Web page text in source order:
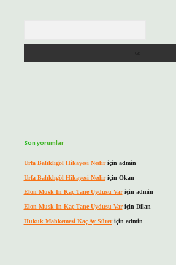
Son yorumlar
Urfa Balıklıgöl Hikayesi Nediriçin admin
Urfa Balıklıgöl Hikayesi Nediriçin Okan
Elon Musk In Kaç Tane Uydusu Variçin admin
Elon Musk In Kaç Tane Uydusu Variçin Dilan
Hukuk Mahkemesi Kaç Ay Süreriçin admin